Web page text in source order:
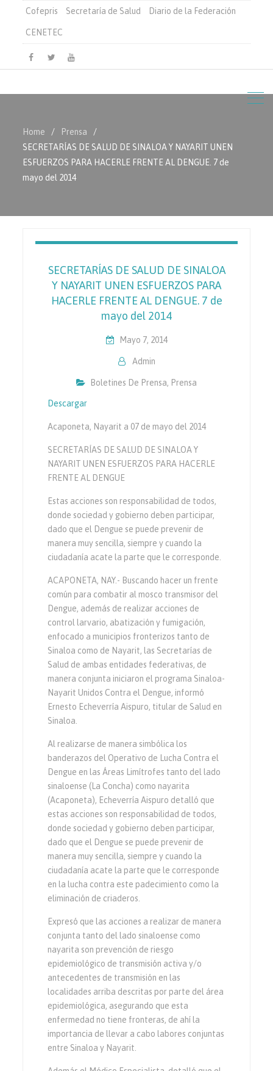
Cofepris Secretaría de Salud Diario de la Federación
CENETEC
Facebook
TwitterYoutube
Home
Prensa
SECRETARÍAS DE SALUD DE SINALOA Y NAYARIT UNEN
ESFUERZOS PARA HACERLE FRENTE AL DENGUE. 7 de
mayo del 2014
SECRETARÍAS DE SALUD DE SINALOA
Y NAYARIT UNEN ESFUERZOS PARA
HACERLE FRENTE AL DENGUE. 7 de
mayo del 2014
Mayo 7, 2014
Admin
Boletines De Prensa, Prensa
Descargar
Acaponeta, Nayarit a 07 de mayo del 2014
SECRETARÍAS DE SALUD DE SINALOA Y
NAYARIT UNEN ESFUERZOS PARA HACERLE
FRENTE AL DENGUE
Estas acciones son responsabilidad de todos,
donde sociedad y gobierno deben participar,
dado que el Dengue se puede prevenir de
manera muy sencilla, siempre y cuando la
ciudadanía acate la parte que le corresponde.
ACAPONETA, NAY.- Buscando hacer un frente
común para combatir al mosco transmisor del
Dengue, además de realizar acciones de
control larvario, abatización y fumigación,
enfocado a municipios fronterizos tanto de
Sinaloa como de Nayarit, las Secretarías de
Salud de ambas entidades federativas, de
manera conjunta iniciaron el programa Sinaloa-
Nayarit Unidos Contra el Dengue, informó
Ernesto Echeverría Aispuro, titular de Salud en
Sinaloa.
Al realizarse de manera simbólica los
banderazos del Operativo de Lucha Contra el
Dengue en las Áreas Limítrofes tanto del lado
sinaloense (La Concha) como nayarita
(Acaponeta), Echeverría Aispuro detalló que
estas acciones son responsabilidad de todos,
donde sociedad y gobierno deben participar,
dado que el Dengue se puede prevenir de
manera muy sencilla, siempre y cuando la
ciudadanía acate la parte que le corresponde
en la lucha contra este padecimiento como la
eliminación de criaderos.
Expresó que las acciones a realizar de manera
conjunta tanto del lado sinaloense como
nayarita son prevención de riesgo
epidemiológico de transmisión activa y/o
antecedentes de transmisión en las
localidades arriba descritas por parte del área
epidemiológica, asegurando que esta
enfermedad no tiene fronteras, de ahí la
importancia de llevar a cabo labores conjuntas
entre Sinaloa y Nayarit.